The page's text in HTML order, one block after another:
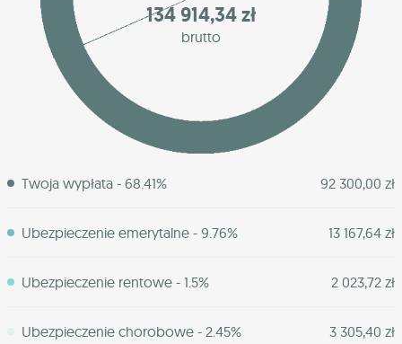
134 914,34 zł
brutto
Twoja wypłata - 68.41% 92 300,00 zł
Ubezpieczenie emerytalne - 9.76% 13 167,64 zł
Ubezpieczenie rentowe - 1.5% 2 023,72 zł
Ubezpieczenie chorobowe - 2.45% 3 305,40 zł